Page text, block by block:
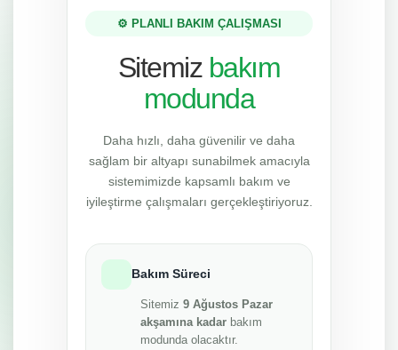
⚙️ PLANLI BAKIM ÇALIŞMASI
Sitemiz bakım
modunda
Daha hızlı, daha güvenilir ve daha
sağlam bir altyapı sunabilmek amacıyla
sistemimizde kapsamlı bakım ve
iyileştirme çalışmaları gerçekleştiriyoruz.
Bakım Süreci
Sitemiz 9 Ağustos Pazar
akşamına kadar bakım
modunda olacaktır.